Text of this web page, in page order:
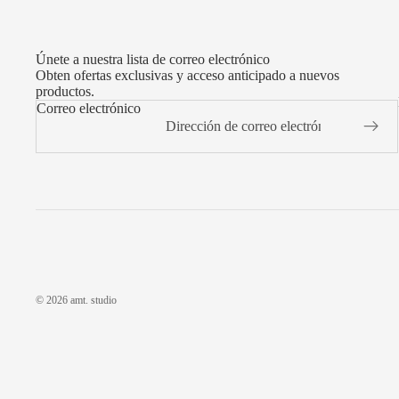
Únete a nuestra lista de correo electrónico
Obten ofertas exclusivas y acceso anticipado a nuevos
productos.
Correo electrónico
© 2026 amt. studio